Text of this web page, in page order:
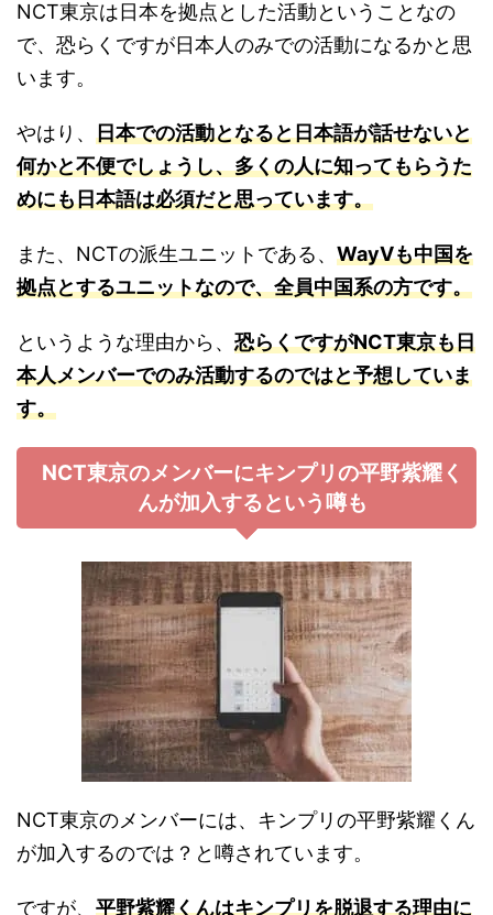
NCT東京は日本を拠点とした活動ということなの
で、恐らくですが日本人のみでの活動になるかと思
います。
やはり、 日本での活動となると日本語が話せないと
何かと不便でしょうし、多くの人に知ってもらうた
めにも日本語は必須だと思っています。
また、NCTの派生ユニットである、 WayVも中国を
拠点とするユニットなので、全員中国系の方です。
というような理由から、 恐らくですがNCT東京も日
本人メンバーでのみ活動するのではと予想していま
す。
NCT東京のメンバーにキンプリの平野紫耀く
んが加入するという噂も
NCT東京のメンバーには、キンプリの平野紫耀くん
が加入するのでは？と噂されています。
ですが、 平野紫耀くんはキンプリを脱退する理由に